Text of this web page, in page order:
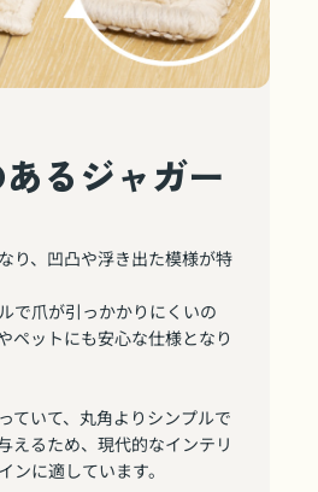
るジャガー
り、凹凸や浮き出た模様が特
で爪が引っかかりにくいの
ペットにも安心な仕様となり
ていて、丸角よりシンプルで
えるため、現代的なインテリ
ンに適しています。